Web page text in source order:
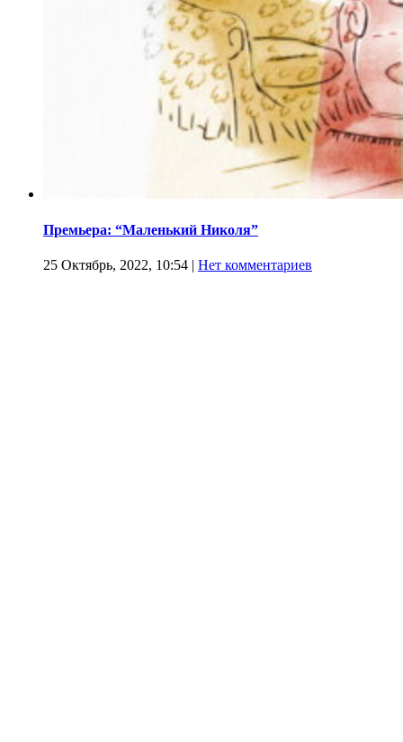
Премьера: “Маленький Николя”
25 Октябрь, 2022, 10:54 | Нет комментариев